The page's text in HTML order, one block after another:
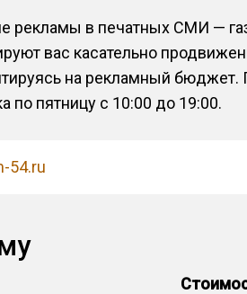
рекламы в печатных СМИ —
вас касательно
на рекламный
по пятницу с 10:00 до 19:00.
54.ru